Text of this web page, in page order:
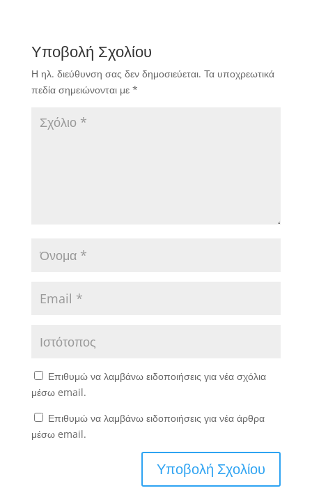
Υποβολή Σχολίου
Η ηλ. διεύθυνση σας δεν δημοσιεύεται. Τα υποχρεωτικά
πεδία σημειώνονται με *
Επιθυμώ να λαμβάνω ειδοποιήσεις για νέα σχόλια
μέσω email.
Επιθυμώ να λαμβάνω ειδοποιήσεις για νέα άρθρα
μέσω email.